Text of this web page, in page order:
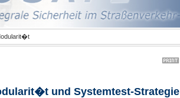
und Systemtest-Strategie